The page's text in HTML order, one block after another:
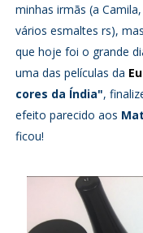
minhas irmãs (a
vários esmaltes rs),
que hoje foi o grande
uma das películas da
cores da Índia",
efeito parecido aos
ficou!